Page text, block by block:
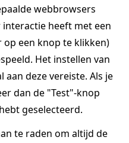
webbrowsers
heeft met een
een knop te klikken)
Het instellen van
deze vereiste. Als je
dan de "Test"-knop
geselecteerd.
te raden om altijd de